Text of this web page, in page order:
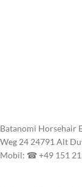
Batanomi Horsehair
Weg 24 24791 Alt
Mobil: ☎ +49 151